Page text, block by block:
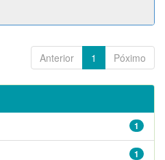
Anterior 1 Póximo
1
1